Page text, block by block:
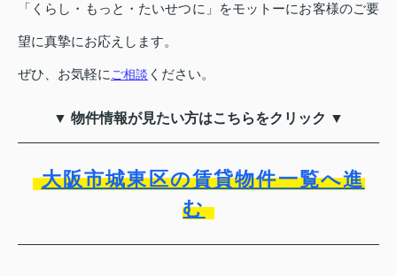
「くらし・もっと・たいせつに」をモットーにお客様のご要
望に真摯にお応えします。
ぜひ、お気軽にご相談 ください。
▼ 物件情報が見たい方はこちらをクリック ▼
大阪市城東区の賃貸物件一覧へ進
む